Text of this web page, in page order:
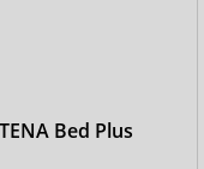
TENA Bed Plus